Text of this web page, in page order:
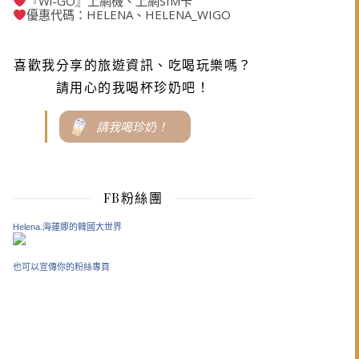
優惠代碼：HELENA、HELENA_WIGO
喜歡我分享的旅遊資訊、吃喝玩樂嗎？
請用心的我喝杯珍奶吧！
請我喝珍奶！
FB粉絲團
Helena.海蓮娜的韓國大世界
也可以宣傳你的粉絲專頁